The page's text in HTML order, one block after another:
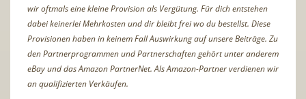
wir oftmals eine kleine Provision als Vergütung. Für dich entstehen
dabei keinerlei Mehrkosten und dir bleibt frei wo du bestellst. Diese
Provisionen haben in keinem Fall Auswirkung auf unsere Beiträge. Zu
den Partnerprogrammen und Partnerschaften gehört unter anderem
eBay und das Amazon PartnerNet. Als Amazon-Partner verdienen wir
an qualifizierten Verkäufen.